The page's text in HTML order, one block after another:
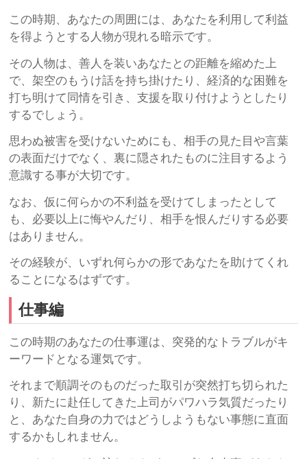
この時期、あなたの周囲には、あなたを利用して利益
を得ようとする人物が現れる暗示です。
その人物は、善人を装いあなたとの距離を縮めた上
で、架空のもうけ話を持ち掛けたり、経済的な困難を
打ち明けて同情を引き、支援を取り付けようとしたり
するでしょう。
思わぬ被害を受けないためにも、相手の見た目や言葉
の表面だけでなく、裏に隠されたものに注目するよう
意識する事が大切です。
なお、仮に何らかの不利益を受けてしまったとして
も、必要以上に悔やんだり、相手を恨んだりする必要
はありません。
その経験が、いずれ何らかの形であなたを助けてくれ
ることになるはずです。
仕事編
この時期のあなたの仕事運は、突発的なトラブルがキ
ーワードとなる運気です。
それまで順調そのものだった取引が突然打ち切られた
り、新たに赴任してきた上司がパワハラ気質だったり
と、あなた自身の力ではどうしようもない事態に直面
するかもしれません。